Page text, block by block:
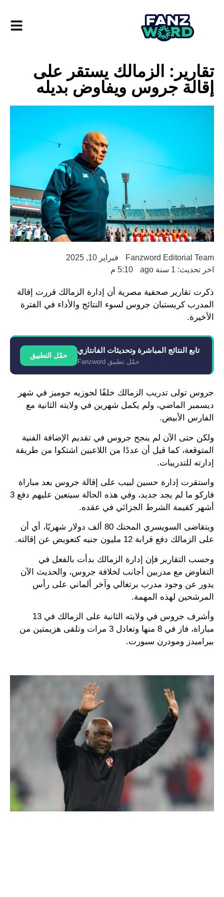
تقارير: الزمالك يستقر على
إقالة جروس ويفاوض بديله
Fanzword Editorial Team
فبراير 10, 2025
اخر تحديث: 1 سنة ago
5:10 م
ذكرت تقارير صحفية مصرية أن إدارة الزمالك قررت إقالة
المدرب كريستيان جروس لسوء النتائج والأداء في الفترة
الأخيرة.
تابع النتائج المباشرة وتحديثات الفانتازي
حمّل تطبيق Fanzword
حمّل التطبيق
جروس تولى تدريب الزمالك خلفًا لجوزيه جوميز في شهر
ديسمبر الماضي، ولم يكمل شهرين في ولايته الثانية مع
الفارس الأبيض.
ولكن حتى الآن لم ينجح جروس في تقديم الإضافة الفنية
المتوقعة، كما قيل أن عددًا من اللاعبين اشتكوا من طريقة
إدارته للتدريبات.
واستقرت إدارة حسين لبيب على إقالة جروس بعد مباراة
فاركو ما لم يجد جديد، وفي هذه الحالة سيتعين عليهم دفع 3
أشهر كقيمة الشرط الجزائي في عقده.
ويتقاضى السويسري المحنك 80 ألف دولار شهريًا، أي أن
على الزمالك دفع قرابة 12 مليون جنيه كتعويض عن إقالته.
وحسب التقارير فإن إدارة الزمالك بدأت بالفعل في
التفاوض مع مدربين أجانب لخلافة جروس، والحديث الآن
يدور عن وجود مدرب برتغالي وآخر ألماني على رأس
المرشحين لهذه المهمة.
وأشرف جروس في ولايته الثانية على الزمالك في 13
مباراة، فاز في 8 منها وتعادل 3 مرات وتلقى هزيمتين من
بيراميدز ومودرن سبورت.